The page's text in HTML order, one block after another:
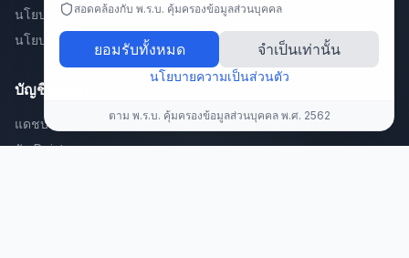
นโยบายความเป็นส่วนตัว
นโยบายคืนสินค้า
บัญชีของฉัน
แดชบอร์ด
รับ Point
สอดคล้องกับ พ.ร.บ. คุ้มครองข้อมูลส่วนบุคคล
ยอมรับทั้งหมด จำเป็นเท่านั้น
นโยบายความเป็นส่วนตัว
ตาม พ.ร.บ. คุ้มครองข้อมูลส่วนบุคคล พ.ศ. 2562